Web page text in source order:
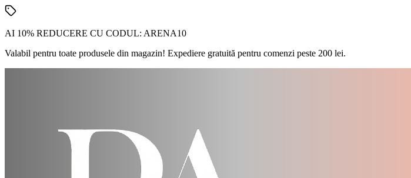
AI 10% REDUCERE CU CODUL: ARENA10
Valabil pentru toate produsele din magazin! Expediere gratuită pentru comenzi peste 200 lei.